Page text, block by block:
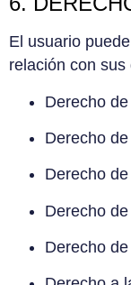
El usuario
relación con
Derecho
Derecho
Derecho
Derecho
Derecho